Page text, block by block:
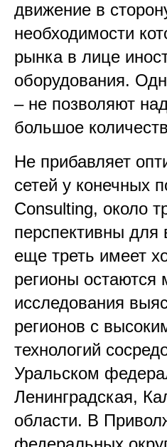
движение в
необходимости
рынка в лице
оборудования.
– не позволяют
большое
Не прибавляет
сетей у конечных
Consulting, около
перспективны для
еще треть имеет
регионы остаются
исследования
регионов с
технологий
Уральском
Ленинградская,
области. В